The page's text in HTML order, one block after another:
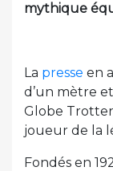
mythique
La presse en
d’un mètre
Globe
joueur de la
Fondés en